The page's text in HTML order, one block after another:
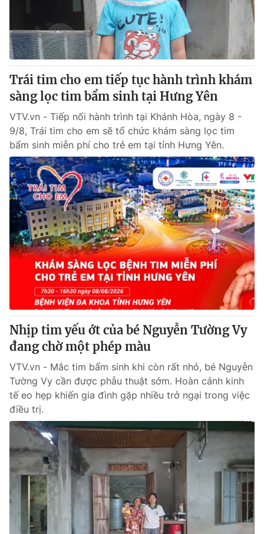
Trái tim cho em tiếp tục hành trình khám
sàng lọc tim bẩm sinh tại Hưng Yên
VTV.vn - Tiếp nối hành trình tại Khánh Hòa, ngày 8 -
9/8, Trái tim cho em sẽ tổ chức khám sàng lọc tim
bẩm sinh miễn phí cho trẻ em tại tỉnh Hưng Yên.
Nhịp tim yếu ớt của bé Nguyễn Tường Vy
đang chờ một phép màu
VTV.vn - Mắc tim bẩm sinh khi còn rất nhỏ, bé Nguyễn
Tường Vy cần được phẫu thuật sớm. Hoàn cảnh kinh
tế eo hẹp khiến gia đình gặp nhiều trở ngại trong việc
điều trị.